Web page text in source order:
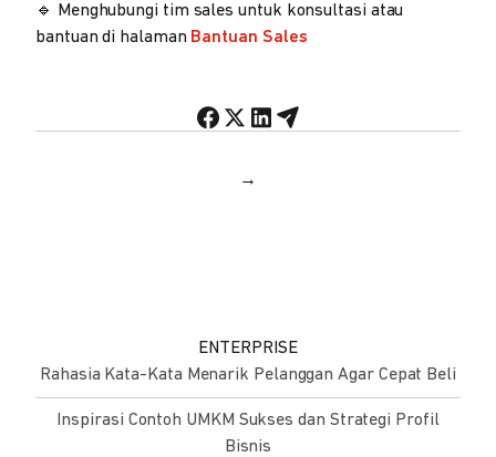
🔹 Menghubungi tim sales untuk konsultasi atau
bantuan di halaman Bantuan Sales
→
ENTERPRISE
Rahasia Kata-Kata Menarik Pelanggan Agar Cepat Beli
Inspirasi Contoh UMKM Sukses dan Strategi Profil
Bisnis